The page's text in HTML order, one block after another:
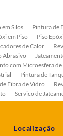
em Silos
Pintura de
em Piso Piso Epóxi
de Calor
Abrasivo
com Microesfera
Pintura de
Fibra de Vidro
Serviço de
de Pintura de
Localização